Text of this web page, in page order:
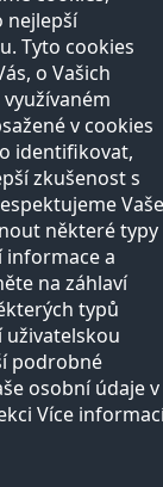
nejlepší
Tyto cookies
o Vašich
v cookies
identifikovat,
zkušenost s
Vaše
některé typy
informace a
na záhlaví
typů
uživatelskou
podrobné
osobní údaje v
Více